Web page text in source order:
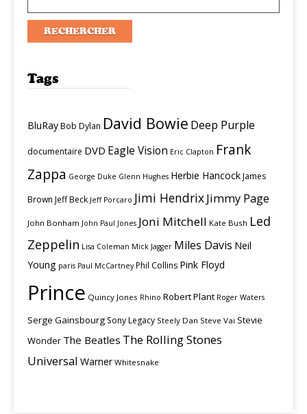
Tags
BluRayBob Dylan David Bowie Deep Purple
documentaire DVD Eagle Vision Eric Clapton Frank
Zappa George Duke Glenn Hughes Herbie HancockJames
Brown Jeff Beck Jeff Porcaro Jimi HendrixJimmy Page
John Bonham John Paul Jones Joni Mitchell Kate Bush Led
Zeppelin Lisa Coleman Mick Jagger Miles Davis Neil
Young paris Paul McCartney Phil Collins Pink Floyd
Prince Quincy Jones Rhino Robert Plant Roger Waters
Serge Gainsbourg Sony Legacy Steely Dan Steve Vai Stevie
Wonder The Beatles The Rolling Stones
Universal Warner Whitesnake